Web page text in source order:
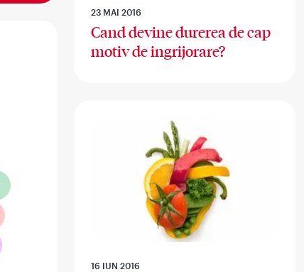
23 MAI 2016
Cand devine durerea de cap
motiv de ingrijorare?
16 IUN 2016